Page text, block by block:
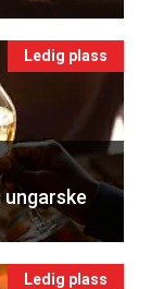
Ledig plass
ungarske
Ledig plass